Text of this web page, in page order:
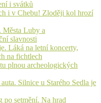
i svátků
i v Chebu! Zloději kol hrozí
Města Luby a
slavnosti
Láká na letní koncerty,
na fichtlech
plnou archeologických
Silnice u Starého Sedla je
po setmění. Na hrad